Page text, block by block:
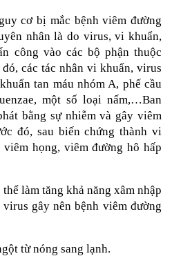
cơ bị mắc bệnh viêm đường
nhân là do virus, vi khuẩn,
công vào các bộ phận thuộc
các tác nhân vi khuẩn, virus
tan máu nhóm A, phế cầu
một số loại nấm,…Ban
bằng sự nhiễm và gây viêm
đó, sau biến chứng thành vi
họng, viêm đường hô hấp
làm tăng khả năng xâm nhập
gây nên bệnh viêm đường
từ nóng sang lạnh.